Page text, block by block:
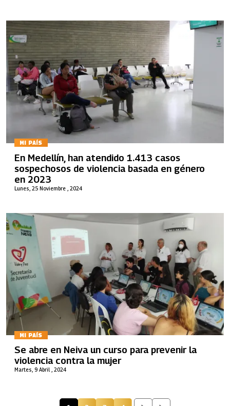
MI PAÍS
Lunes, 25 Noviembre , 2024
En Medellín, han atendido 1.413 casos
sospechosos de violencia basada en género
en 2023
MI PAÍS
Martes, 9 Abril , 2024
Se abre en Neiva un curso para prevenir la
violencia contra la mujer